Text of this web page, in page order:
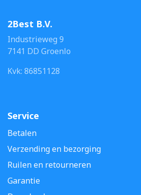
2Best B.V.
Industrieweg 9
7141 DD Groenlo
Kvk: 86851128
Service
Betalen
Verzending en bezorging
Ruilen en retourneren
Garantie